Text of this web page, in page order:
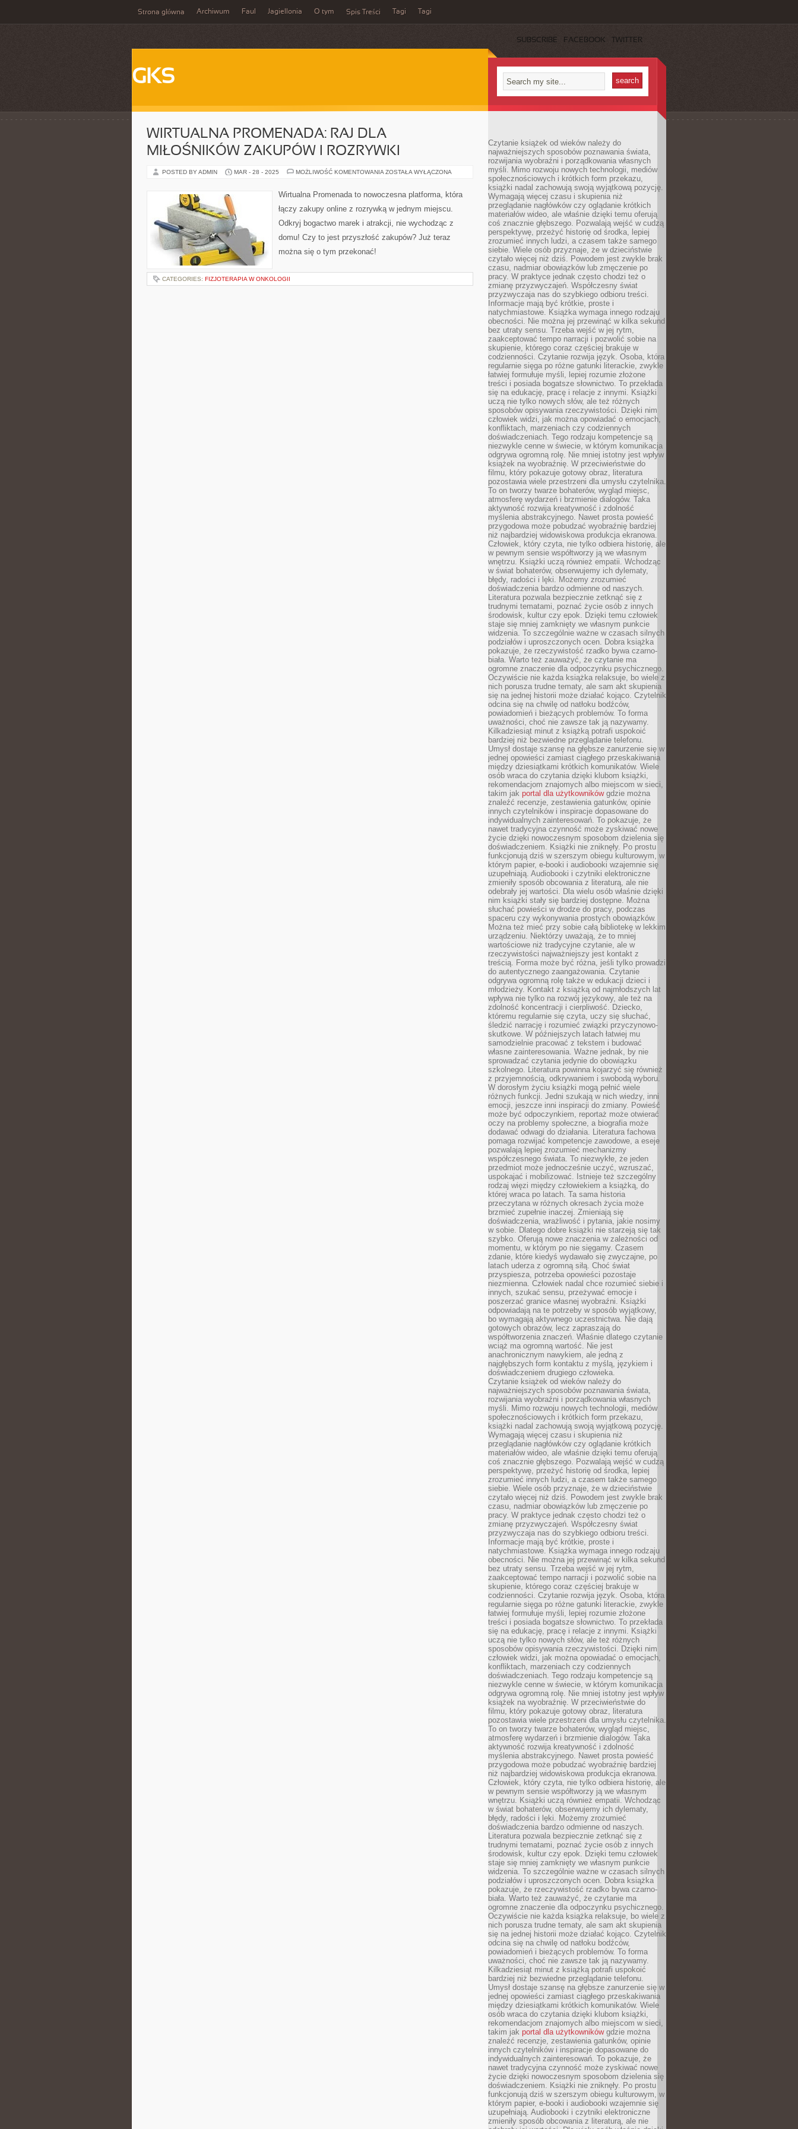
Strona główna Archiwum Faul Jagiellonia O tym Spis Treści Tagi Tagi
SUBSCRIBE FACEBOOK TWITTER
GKS
WIRTUALNA PROMENADA: RAJ DLA
MIŁOŚNIKÓW ZAKUPÓW I ROZRYWKI
POSTED BY ADMIN MAR - 28 - 2025 MOŻLIWOŚĆ KOMENTOWANIA WIRTUALNA
MIŁOŚNIKÓW
I
ZOSTAŁA WYŁĄCZONA
Wirtualna Promenada to nowoczesna platforma, która
łączy zakupy online z rozrywką w jednym miejscu.
Odkryj bogactwo marek i atrakcji, nie wychodząc z
domu! Czy to jest przyszłość zakupów? Już teraz
można się o tym przekonać!
CATEGORIES: FIZJOTERAPIA W ONKOLOGII
Czytanie książek od wieków należy do
najważniejszych sposobów poznawania świata,
rozwijania wyobraźni i porządkowania własnych
myśli. Mimo rozwoju nowych technologii, mediów
społecznościowych i krótkich form przekazu,
książki nadal zachowują swoją wyjątkową pozycję.
Wymagają więcej czasu i skupienia niż
przeglądanie nagłówków czy oglądanie krótkich
materiałów wideo, ale właśnie dzięki temu oferują
coś znacznie głębszego. Pozwalają wejść w cudzą
perspektywę, przeżyć historię od środka, lepiej
zrozumieć innych ludzi, a czasem także samego
siebie. Wiele osób przyznaje, że w dzieciństwie
czytało więcej niż dziś. Powodem jest zwykle brak
czasu, nadmiar obowiązków lub zmęczenie po
pracy. W praktyce jednak często chodzi też o
zmianę przyzwyczajeń. Współczesny świat
przyzwyczaja nas do szybkiego odbioru treści.
Informacje mają być krótkie, proste i
natychmiastowe. Książka wymaga innego rodzaju
obecności. Nie można jej przewinąć w kilka sekund
bez utraty sensu. Trzeba wejść w jej rytm,
zaakceptować tempo narracji i pozwolić sobie na
skupienie, którego coraz częściej brakuje w
codzienności. Czytanie rozwija język. Osoba, która
regularnie sięga po różne gatunki literackie, zwykle
łatwiej formułuje myśli, lepiej rozumie złożone
treści i posiada bogatsze słownictwo. To przekłada
się na edukację, pracę i relacje z innymi. Książki
uczą nie tylko nowych słów, ale też różnych
sposobów opisywania rzeczywistości. Dzięki nim
człowiek widzi, jak można opowiadać o emocjach,
konfliktach, marzeniach czy codziennych
doświadczeniach. Tego rodzaju kompetencje są
niezwykle cenne w świecie, w którym komunikacja
odgrywa ogromną rolę. Nie mniej istotny jest wpływ
książek na wyobraźnię. W przeciwieństwie do
filmu, który pokazuje gotowy obraz, literatura
pozostawia wiele przestrzeni dla umysłu czytelnika.
To on tworzy twarze bohaterów, wygląd miejsc,
atmosferę wydarzeń i brzmienie dialogów. Taka
aktywność rozwija kreatywność i zdolność
myślenia abstrakcyjnego. Nawet prosta powieść
przygodowa może pobudzać wyobraźnię bardziej
niż najbardziej widowiskowa produkcja ekranowa.
Człowiek, który czyta, nie tylko odbiera historię, ale
w pewnym sensie współtworzy ją we własnym
wnętrzu. Książki uczą również empatii. Wchodząc
w świat bohaterów, obserwujemy ich dylematy,
błędy, radości i lęki. Możemy zrozumieć
doświadczenia bardzo odmienne od naszych.
Literatura pozwala bezpiecznie zetknąć się z
trudnymi tematami, poznać życie osób z innych
środowisk, kultur czy epok. Dzięki temu człowiek
staje się mniej zamknięty we własnym punkcie
widzenia. To szczególnie ważne w czasach silnych
podziałów i uproszczonych ocen. Dobra książka
pokazuje, że rzeczywistość rzadko bywa czarno-
biała. Warto też zauważyć, że czytanie ma
ogromne znaczenie dla odpoczynku psychicznego.
Oczywiście nie każda książka relaksuje, bo wiele z
nich porusza trudne tematy, ale sam akt skupienia
się na jednej historii może działać kojąco. Czytelnik
odcina się na chwilę od natłoku bodźców,
powiadomień i bieżących problemów. To forma
uważności, choć nie zawsze tak ją nazywamy.
Kilkadziesiąt minut z książką potrafi uspokoić
bardziej niż bezwiedne przeglądanie telefonu.
Umysł dostaje szansę na głębsze zanurzenie się w
jednej opowieści zamiast ciągłego przeskakiwania
między dziesiątkami krótkich komunikatów. Wiele
osób wraca do czytania dzięki klubom książki,
rekomendacjom znajomych albo miejscom w sieci,
takim jak portal dla użytkownikówgdzie można
znaleźć recenzje, zestawienia gatunków, opinie
innych czytelników i inspiracje dopasowane do
indywidualnych zainteresowań. To pokazuje, że
nawet tradycyjna czynność może zyskiwać nowe
życie dzięki nowoczesnym sposobom dzielenia się
doświadczeniem. Książki nie zniknęły. Po prostu
funkcjonują dziś w szerszym obiegu kulturowym, w
którym papier, e-booki i audiobooki wzajemnie się
uzupełniają. Audiobooki i czytniki elektroniczne
zmieniły sposób obcowania z literaturą, ale nie
odebrały jej wartości. Dla wielu osób właśnie dzięki
nim książki stały się bardziej dostępne. Można
słuchać powieści w drodze do pracy, podczas
spaceru czy wykonywania prostych obowiązków.
Można też mieć przy sobie całą bibliotekę w lekkim
urządzeniu. Niektórzy uważają, że to mniej
wartościowe niż tradycyjne czytanie, ale w
rzeczywistości najważniejszy jest kontakt z
treścią. Forma może być różna, jeśli tylko prowadzi
do autentycznego zaangażowania. Czytanie
odgrywa ogromną rolę także w edukacji dzieci i
młodzieży. Kontakt z książką od najmłodszych lat
wpływa nie tylko na rozwój językowy, ale też na
zdolność koncentracji i cierpliwość. Dziecko,
któremu regularnie się czyta, uczy się słuchać,
śledzić narrację i rozumieć związki przyczynowo-
skutkowe. W późniejszych latach łatwiej mu
samodzielnie pracować z tekstem i budować
własne zainteresowania. Ważne jednak, by nie
sprowadzać czytania jedynie do obowiązku
szkolnego. Literatura powinna kojarzyć się również
z przyjemnością, odkrywaniem i swobodą wyboru.
W dorosłym życiu książki mogą pełnić wiele
różnych funkcji. Jedni szukają w nich wiedzy, inni
emocji, jeszcze inni inspiracji do zmiany. Powieść
może być odpoczynkiem, reportaż może otwierać
oczy na problemy społeczne, a biografia może
dodawać odwagi do działania. Literatura fachowa
pomaga rozwijać kompetencje zawodowe, a eseje
pozwalają lepiej zrozumieć mechanizmy
współczesnego świata. To niezwykłe, że jeden
przedmiot może jednocześnie uczyć, wzruszać,
uspokajać i mobilizować. Istnieje też szczególny
rodzaj więzi między człowiekiem a książką, do
której wraca po latach. Ta sama historia
przeczytana w różnych okresach życia może
brzmieć zupełnie inaczej. Zmieniają się
doświadczenia, wrażliwość i pytania, jakie nosimy
w sobie. Dlatego dobre książki nie starzeją się tak
szybko. Oferują nowe znaczenia w zależności od
momentu, w którym po nie sięgamy. Czasem
zdanie, które kiedyś wydawało się zwyczajne, po
latach uderza z ogromną siłą. Choć świat
przyspiesza, potrzeba opowieści pozostaje
niezmienna. Człowiek nadal chce rozumieć siebie i
innych, szukać sensu, przeżywać emocje i
poszerzać granice własnej wyobraźni. Książki
odpowiadają na te potrzeby w sposób wyjątkowy,
bo wymagają aktywnego uczestnictwa. Nie dają
gotowych obrazów, lecz zapraszają do
współtworzenia znaczeń. Właśnie dlatego czytanie
wciąż ma ogromną wartość. Nie jest
anachronicznym nawykiem, ale jedną z
najgłębszych form kontaktu z myślą, językiem i
doświadczeniem drugiego człowieka.
Czytanie książek od wieków należy do
najważniejszych sposobów poznawania świata,
rozwijania wyobraźni i porządkowania własnych
myśli. Mimo rozwoju nowych technologii, mediów
społecznościowych i krótkich form przekazu,
książki nadal zachowują swoją wyjątkową pozycję.
Wymagają więcej czasu i skupienia niż
przeglądanie nagłówków czy oglądanie krótkich
materiałów wideo, ale właśnie dzięki temu oferują
coś znacznie głębszego. Pozwalają wejść w cudzą
perspektywę, przeżyć historię od środka, lepiej
zrozumieć innych ludzi, a czasem także samego
siebie. Wiele osób przyznaje, że w dzieciństwie
czytało więcej niż dziś. Powodem jest zwykle brak
czasu, nadmiar obowiązków lub zmęczenie po
pracy. W praktyce jednak często chodzi też o
zmianę przyzwyczajeń. Współczesny świat
przyzwyczaja nas do szybkiego odbioru treści.
Informacje mają być krótkie, proste i
natychmiastowe. Książka wymaga innego rodzaju
obecności. Nie można jej przewinąć w kilka sekund
bez utraty sensu. Trzeba wejść w jej rytm,
zaakceptować tempo narracji i pozwolić sobie na
skupienie, którego coraz częściej brakuje w
codzienności. Czytanie rozwija język. Osoba, która
regularnie sięga po różne gatunki literackie, zwykle
łatwiej formułuje myśli, lepiej rozumie złożone
treści i posiada bogatsze słownictwo. To przekłada
się na edukację, pracę i relacje z innymi. Książki
uczą nie tylko nowych słów, ale też różnych
sposobów opisywania rzeczywistości. Dzięki nim
człowiek widzi, jak można opowiadać o emocjach,
konfliktach, marzeniach czy codziennych
doświadczeniach. Tego rodzaju kompetencje są
niezwykle cenne w świecie, w którym komunikacja
odgrywa ogromną rolę. Nie mniej istotny jest wpływ
książek na wyobraźnię. W przeciwieństwie do
filmu, który pokazuje gotowy obraz, literatura
pozostawia wiele przestrzeni dla umysłu czytelnika.
To on tworzy twarze bohaterów, wygląd miejsc,
atmosferę wydarzeń i brzmienie dialogów. Taka
aktywność rozwija kreatywność i zdolność
myślenia abstrakcyjnego. Nawet prosta powieść
przygodowa może pobudzać wyobraźnię bardziej
niż najbardziej widowiskowa produkcja ekranowa.
Człowiek, który czyta, nie tylko odbiera historię, ale
w pewnym sensie współtworzy ją we własnym
wnętrzu. Książki uczą również empatii. Wchodząc
w świat bohaterów, obserwujemy ich dylematy,
błędy, radości i lęki. Możemy zrozumieć
doświadczenia bardzo odmienne od naszych.
Literatura pozwala bezpiecznie zetknąć się z
trudnymi tematami, poznać życie osób z innych
środowisk, kultur czy epok. Dzięki temu człowiek
staje się mniej zamknięty we własnym punkcie
widzenia. To szczególnie ważne w czasach silnych
podziałów i uproszczonych ocen. Dobra książka
pokazuje, że rzeczywistość rzadko bywa czarno-
biała. Warto też zauważyć, że czytanie ma
ogromne znaczenie dla odpoczynku psychicznego.
Oczywiście nie każda książka relaksuje, bo wiele z
nich porusza trudne tematy, ale sam akt skupienia
się na jednej historii może działać kojąco. Czytelnik
odcina się na chwilę od natłoku bodźców,
powiadomień i bieżących problemów. To forma
uważności, choć nie zawsze tak ją nazywamy.
Kilkadziesiąt minut z książką potrafi uspokoić
bardziej niż bezwiedne przeglądanie telefonu.
Umysł dostaje szansę na głębsze zanurzenie się w
jednej opowieści zamiast ciągłego przeskakiwania
między dziesiątkami krótkich komunikatów. Wiele
osób wraca do czytania dzięki klubom książki,
rekomendacjom znajomych albo miejscom w sieci,
takim jak portal dla użytkownikówgdzie można
znaleźć recenzje, zestawienia gatunków, opinie
innych czytelników i inspiracje dopasowane do
indywidualnych zainteresowań. To pokazuje, że
nawet tradycyjna czynność może zyskiwać nowe
życie dzięki nowoczesnym sposobom dzielenia się
doświadczeniem. Książki nie zniknęły. Po prostu
funkcjonują dziś w szerszym obiegu kulturowym, w
którym papier, e-booki i audiobooki wzajemnie się
uzupełniają. Audiobooki i czytniki elektroniczne
zmieniły sposób obcowania z literaturą, ale nie